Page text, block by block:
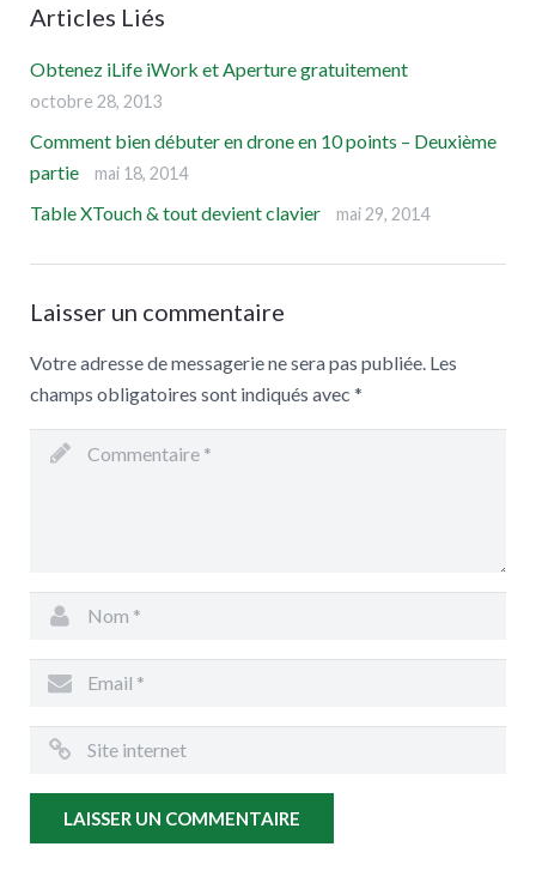
Articles Liés
Obtenez iLife iWork et Aperture gratuitement
octobre 28, 2013
Comment bien débuter en drone en 10 points – Deuxième
partie
mai 18, 2014
Table XTouch & tout devient clavier mai 29, 2014
Laisser un commentaire
Votre adresse de messagerie ne sera pas publiée. Les
champs obligatoires sont indiqués avec *